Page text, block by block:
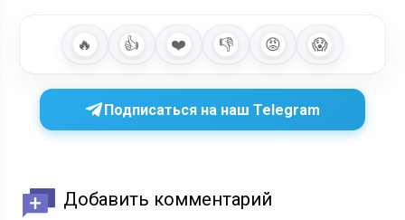
🔥 👍 ❤️ 👎 😡 😱
Подписаться на наш Telegram
Добавить комментарий